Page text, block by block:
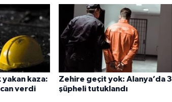
yakan kaza:
can verdi
Zehire geçit yok: Alanya’da 3
şüpheli tutuklandı